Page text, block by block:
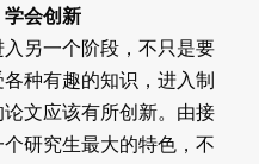
学会创新
另一个阶段，不只是要
种有趣的知识，进入制
文应该有所创新。由接
研究生最大的特色，不